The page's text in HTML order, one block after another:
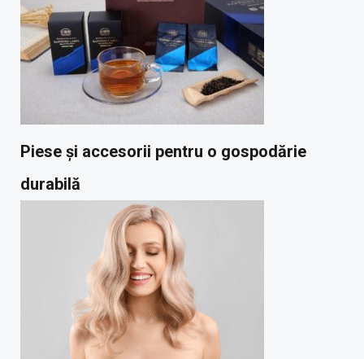
Piese și accesorii pentru o gospodărie
durabilă